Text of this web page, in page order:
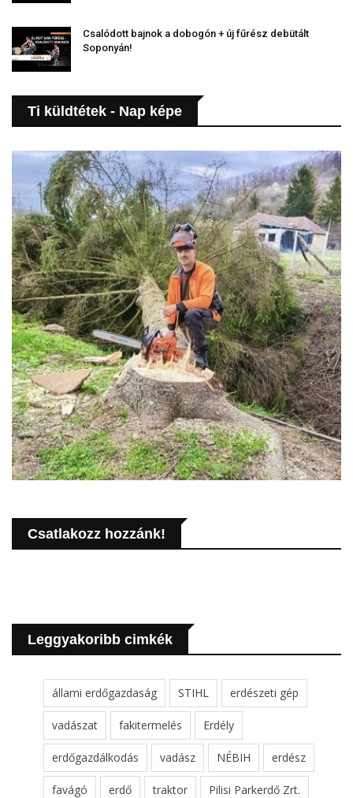
Csalódott bajnok a dobogón + új fűrész debütált
Soponyán!
Ti küldtétek - Nap képe
Csatlakozz hozzánk!
Leggyakoribb cimkék
állami erdőgazdaság STIHL erdészeti gép
vadászat fakitermelés Erdély
erdőgazdálkodás vadász NÉBIH erdész
favágó erdő traktor Pilisi Parkerdő Zrt.